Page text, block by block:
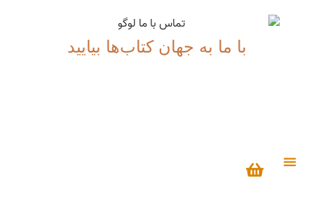
با ما به جهان کتاب‌ها بیایید